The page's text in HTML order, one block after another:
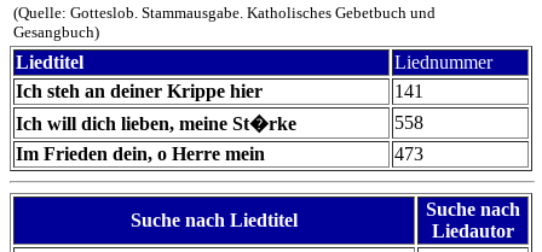
(Quelle: Gotteslob. Stammausgabe. Katholisches Gebetbuch und
Gesangbuch)
Liedtitel
Liednummer
Ich steh an deiner Krippe hier
141
Ich will dich lieben, meine St�rke
558
Im Frieden dein, o Herre mein
473
Suche nach Liedtitel
Suche nach
Liedautor